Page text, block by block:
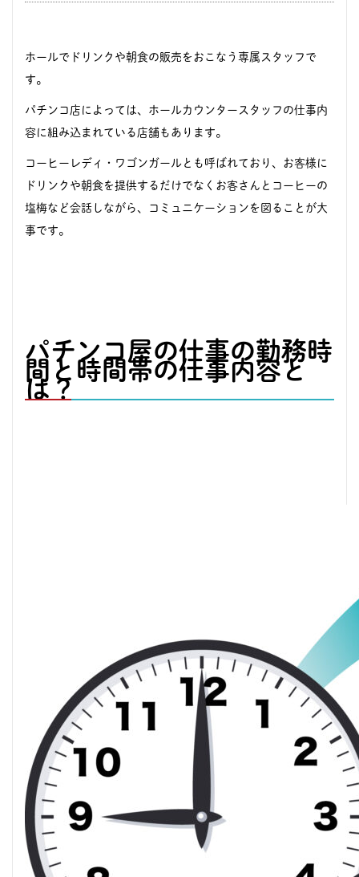
ホールでドリンクや朝食の販売をおこなう専属スタッフで
す。
パチンコ店によっては、ホールカウンタースタッフの仕事内
容に組み込まれている店舗もあります。
コーヒーレディ・ワゴンガールとも呼ばれており、お客様に
ドリンクや朝食を提供するだけでなくお客さんとコーヒーの
塩梅など会話しながら、コミュニケーションを図ることが大
事です。
パチンコ屋の仕事の勤務時
間と時間帯の仕事内容と
は？